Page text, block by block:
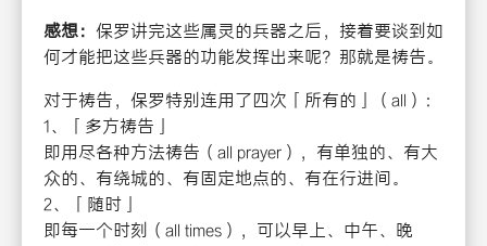
感想： 保罗讲完这些属灵的兵器之后，接着要谈到如
何才能把这些兵器的功能发挥出来呢？那就是祷告。
对于祷告，保罗特别连用了四次「所有的」（all）：
1、「多方祷告」
即用尽各种方法祷告（all prayer），有单独的、有大
众的、有绕城的、有固定地点的、有在行进间。
2、「随时」
即每一个时刻（all times），可以早上、中午、晚